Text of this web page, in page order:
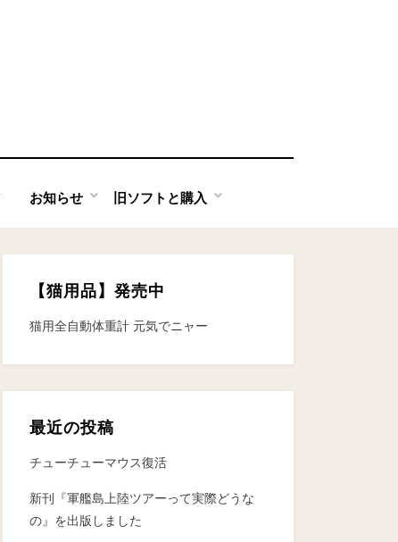
お知らせ 旧ソフトと購入
【猫用品】発売中
猫用全自動体重計 元気でニャー
最近の投稿
チューチューマウス復活
新刊『軍艦島上陸ツアーって実際どうな
の』を出版しました